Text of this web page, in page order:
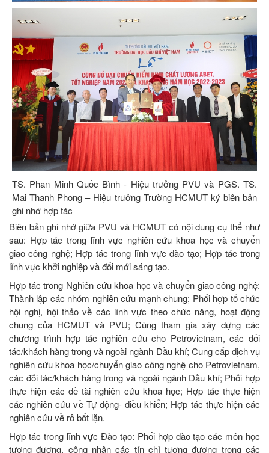
TS. Phan Minh Quốc Bình - Hiệu trưởng PVU và PGS. TS.
Mai Thanh Phong – Hiệu trưởng Trường HCMUT ký biên bản
ghi nhớ hợp tác
Biên bản ghi nhớ giữa PVU và HCMUT có nội dung cụ thể như
sau: Hợp tác trong lĩnh vực nghiên cứu khoa học và chuyển
giao công nghệ; Hợp tác trong lĩnh vực đào tạo; Hợp tác trong
lĩnh vực khởi nghiệp và đổi mới sáng tạo.
Hợp tác trong Nghiên cứu khoa học và chuyển giao công nghệ:
Thành lập các nhóm nghiên cứu mạnh chung; Phối hợp tổ chức
hội nghị, hội thảo về các lĩnh vực theo chức năng, hoạt động
chung của HCMUT và PVU; Cùng tham gia xây dựng các
chương trình hợp tác nghiên cứu cho Petrovietnam, các đối
tác/khách hàng trong và ngoài ngành Dầu khí; Cung cấp dịch vụ
nghiên cứu khoa học/chuyển giao công nghệ cho Petrovietnam,
các đối tác/khách hàng trong và ngoài ngành Dầu khí; Phối hợp
thực hiện các đề tài nghiên cứu khoa học; Hợp tác thực hiện
các nghiên cứu về Tự động- điều khiển; Hợp tác thực hiện các
nghiên cứu về rô bốt lặn.
Hợp tác trong lĩnh vực Đào tạo: Phối hợp đào tạo các môn học
tương đương, công nhận các tín chỉ tương đương trong các